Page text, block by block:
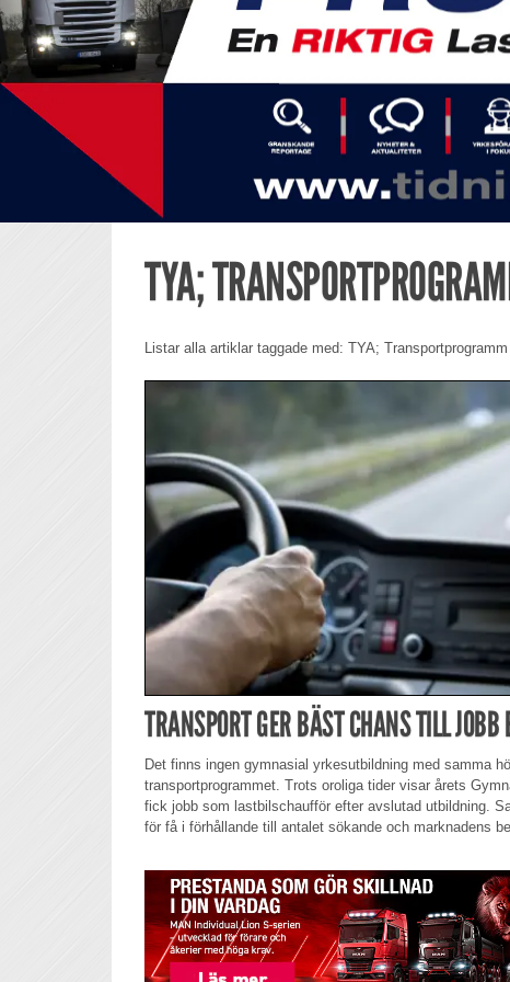
TYA;
Listar alla artiklar taggade med: TYA; Transportprogramm
TRANSPORT GER BÄST CHANS TILL JOBB
Det finns ingen gymnasial yrkesutbildning med samma
transportprogrammet. Trots oroliga tider visar årets
fick jobb som lastbilschaufför efter avslutad utbildning.
för få i förhållande till antalet sökande och marknadens